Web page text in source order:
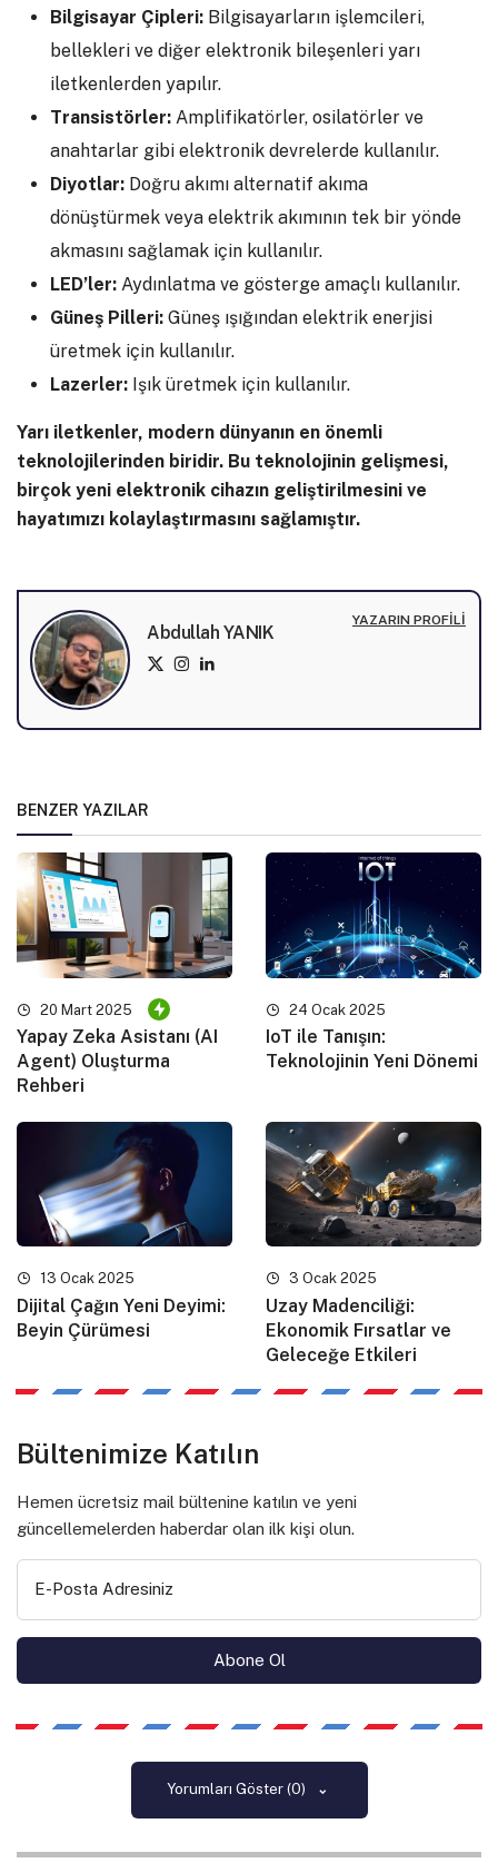
Bilgisayar Çipleri: Bilgisayarların işlemcileri,
bellekleri ve diğer elektronik bileşenleri yarı
iletkenlerden yapılır.
Transistörler: Amplifikatörler, osilatörler ve
anahtarlar gibi elektronik devrelerde kullanılır.
Diyotlar: Doğru akımı alternatif akıma
dönüştürmek veya elektrik akımının tek bir yönde
akmasını sağlamak için kullanılır.
LED’ler: Aydınlatma ve gösterge amaçlı kullanılır.
Güneş Pilleri: Güneş ışığından elektrik enerjisi
üretmek için kullanılır.
Lazerler: Işık üretmek için kullanılır.
Yarı iletkenler, modern dünyanın en önemli
teknolojilerinden biridir. Bu teknolojinin gelişmesi,
birçok yeni elektronik cihazın geliştirilmesini ve
hayatımızı kolaylaştırmasını sağlamıştır.
Abdullah YANIK
YAZARIN PROFILI
BENZER YAZILAR
20 Mart 2025
Yapay Zeka Asistanı (AI
Agent) Oluşturma
Rehberi
24 Ocak 2025
IoT ile Tanışın:
Teknolojinin Yeni Dönemi
13 Ocak 2025
Dijital Çağın Yeni Deyimi:
Beyin Çürümesi
3 Ocak 2025
Uzay Madenciliği:
Ekonomik Fırsatlar ve
Geleceğe Etkileri
Bültenimize Katılın
Hemen ücretsiz mail bültenine katılın ve yeni
güncellemelerden haberdar olan ilk kişi olun.
E-Posta Adresiniz
Yorumları Göster (0)